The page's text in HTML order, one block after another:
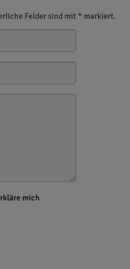
Felder sind mit * markiert.
mich